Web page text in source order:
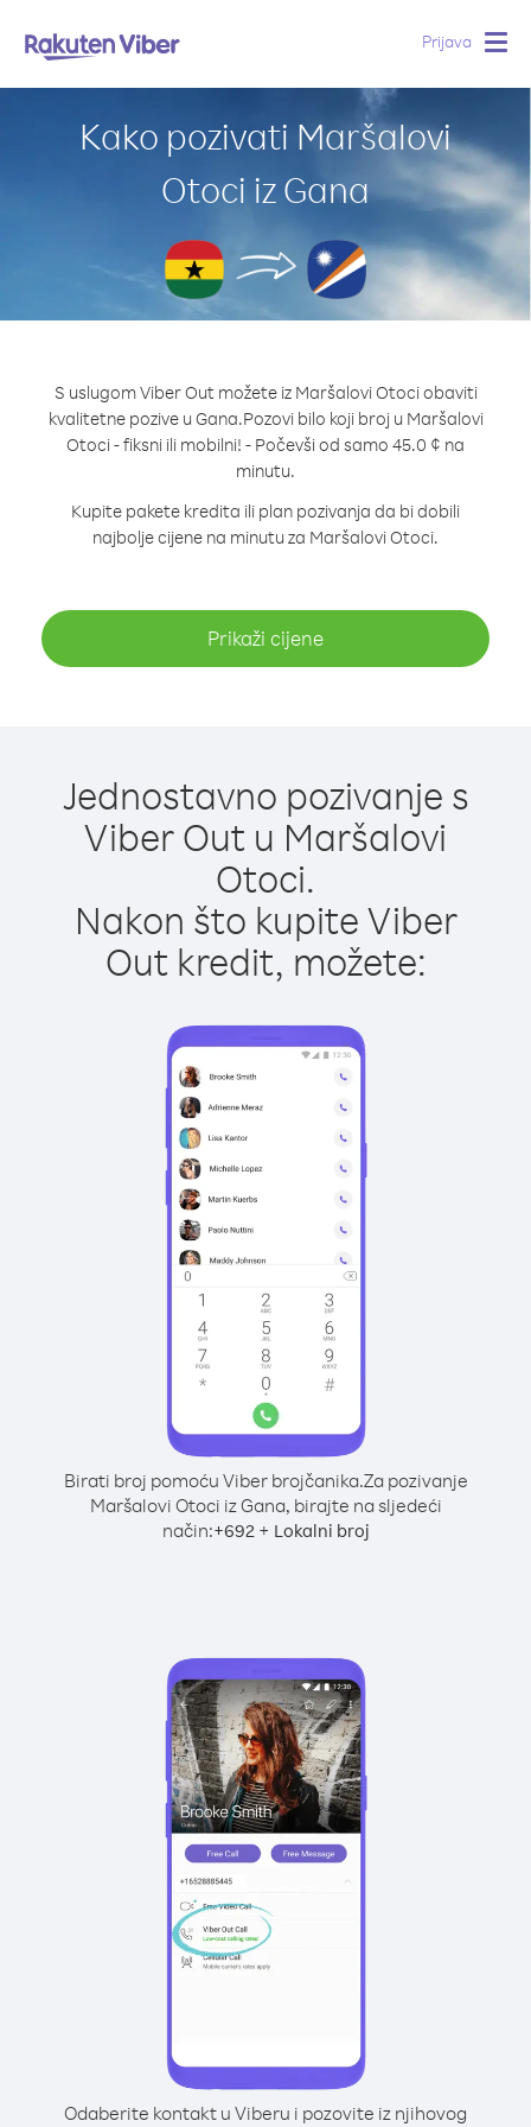
Prijava
Kako pozivati Maršalovi
Otoci iz Gana
S uslugom Viber Out možete iz Maršalovi Otoci obaviti
kvalitetne pozive u Gana.Pozovi bilo koji broj u Maršalovi
Otoci - fiksni ili mobilni! - Počevši od samo 45.0 ¢ na
minutu.
Kupite pakete kredita ili plan pozivanja da bi dobili
najbolje cijene na minutu za Maršalovi Otoci.
Prikaži cijene
Jednostavno pozivanje s
Viber Out u Maršalovi
Otoci.
Nakon što kupite Viber
Out kredit, možete:
Birati broj pomoću Viber brojčanika.Za pozivanje
Maršalovi Otoci iz Gana, birajte na sljedeći
način:+692+ Lokalni broj
Odaberite kontakt u Viberu i pozovite iz njihovog